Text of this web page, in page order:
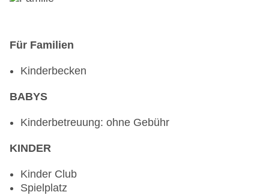
Für Familien
Kinderbecken
BABYS
Kinderbetreuung: ohne Gebühr
KINDER
Kinder Club
Spielplatz